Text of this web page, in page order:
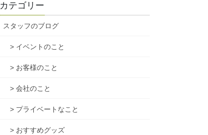
カテゴリー
スタッフのブログ
> イベントのこと
> お客様のこと
> 会社のこと
> プライベートなこと
> おすすめグッズ